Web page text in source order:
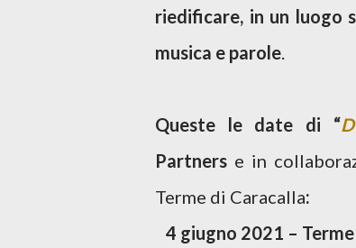
riedificare, in un luogo
musica e parole.
Queste le date di “
Partners e in
Terme di Caracalla:
4 giugno 2021 –